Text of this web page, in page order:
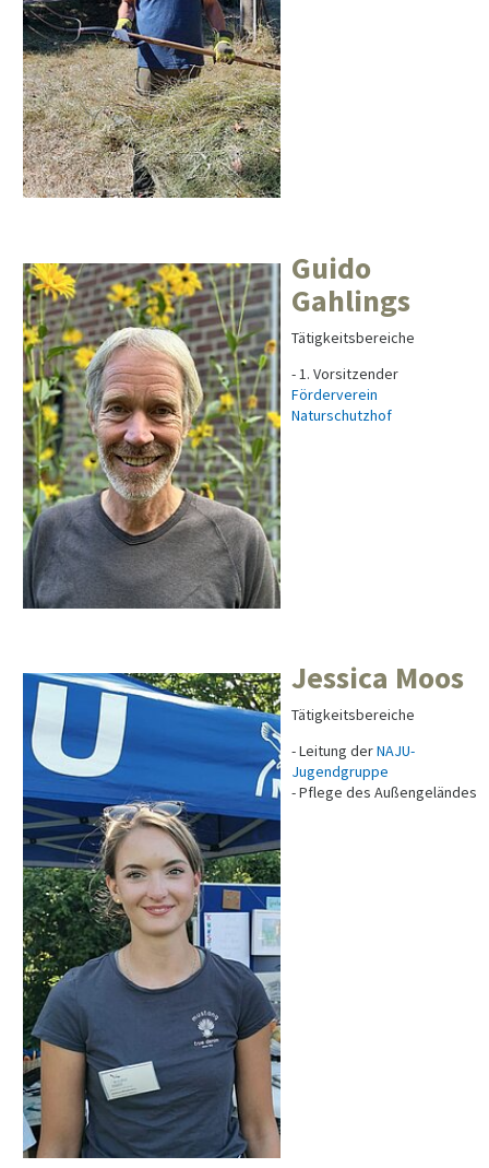
Guido
Gahlings
Tätigkeitsbereiche
- 1. Vorsitzender
Förderverein
Naturschutzhof
Jessica Moos
Tätigkeitsbereiche
- Leitung derNAJU-
Jugendgruppe
- Pflege des Außengeländes